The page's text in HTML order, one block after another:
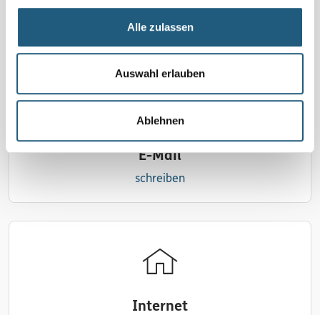
Alle zulassen
Auswahl erlauben
Ablehnen
0176 22557871 | WhatsApp-Kanal: Kräutersine's
Kräuterwerkstatt
E-Mail
schreiben
Internet